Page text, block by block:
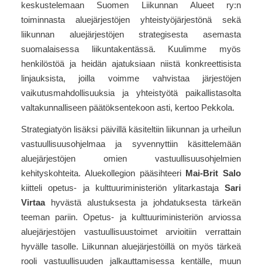
keskustelemaan Suomen Liikunnan Alueet ry:n
toiminnasta aluejärjestöjen yhteistyöjärjestönä sekä
liikunnan aluejärjestöjen strategisesta asemasta
suomalaisessa liikuntakentässä. Kuulimme myös
henkilöstöä ja heidän ajatuksiaan niistä konkreettisista
linjauksista, joilla voimme vahvistaa järjestöjen
vaikutusmahdollisuuksia ja yhteistyötä paikallistasolta
valtakunnalliseen päätöksentekoon asti, kertoo Pekkola.
Strategiatyön lisäksi päivillä käsiteltiin liikunnan ja urheilun
vastuullisuusohjelmaa ja syvennyttiin käsittelemään
aluejärjestöjen omien vastuullisuusohjelmien
kehityskohteita. Aluekollegion pääsihteeri
Mai-Brit Salo
kiitteli opetus- ja kulttuuriministeriön ylitarkastajaSari
Virtaahyvästä alustuksesta ja johdatuksesta tärkeän
teeman pariin. Opetus- ja kulttuuriministeriön arviossa
aluejärjestöjen vastuullisuustoimet arvioitiin verrattain
hyvälle tasolle. Liikunnan aluejärjestöillä on myös tärkeä
rooli vastuullisuuden jalkauttamisessa kentälle, muun